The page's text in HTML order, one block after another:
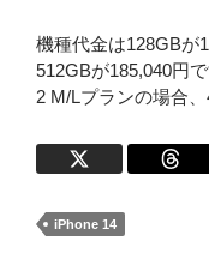
機種代金は128GBが
512GBが185,040円
2 M/Lプランの場合
iPhone 14